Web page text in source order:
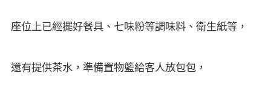
座位上已經擺好餐具、七味粉等調味料、衛生紙等，
還有提供茶水，準備置物籃給客人放包包，